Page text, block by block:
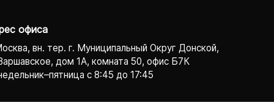
офиса
вн. тер. г. Муниципальный Округ Донской,
дом 1А, комната 50, офис Б7К
с 8:45 до 17:45